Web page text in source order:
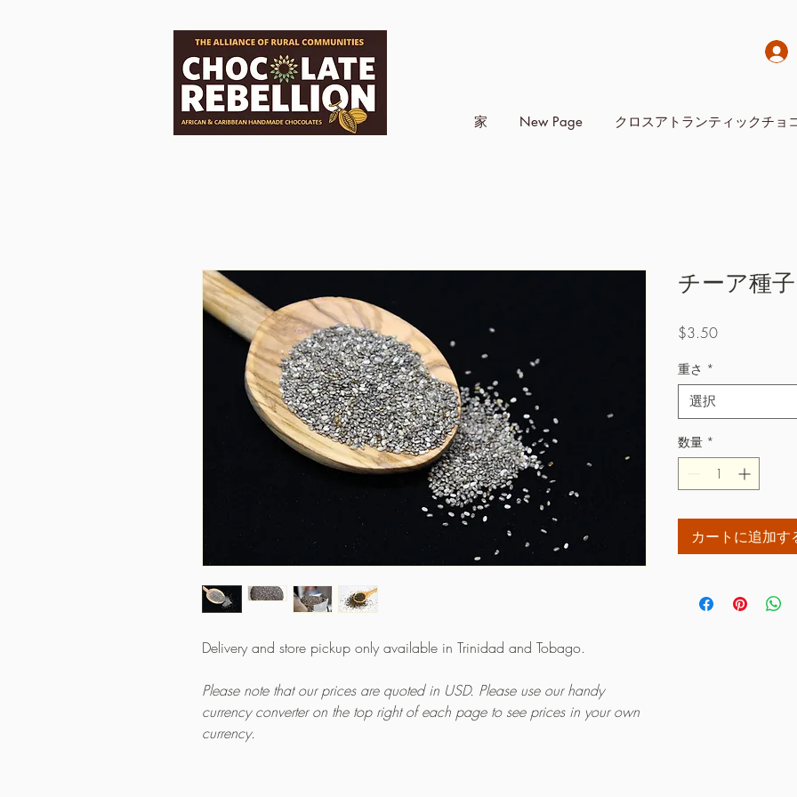
家 New Page クロスアトランティックチョ
Delivery and store pickup only available in Trinidad and Tobago.
Please note that our prices are quoted in USD. Please use our handy
currency converter on the top right of each page to see prices in your own
currency.
チーア種子
$3.50価
重さ *
選択
数量 *
カートに追加す